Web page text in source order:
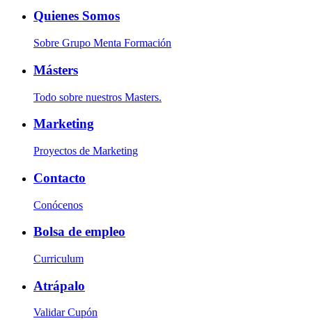
Quienes Somos
Sobre Grupo Menta Formación
Másters
Todo sobre nuestros Masters.
Marketing
Proyectos de Marketing
Contacto
Conócenos
Bolsa de empleo
Curriculum
Atrápalo
Validar Cupón